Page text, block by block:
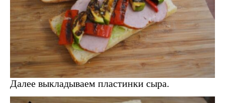
Далее выкладываем пластинки сыра.